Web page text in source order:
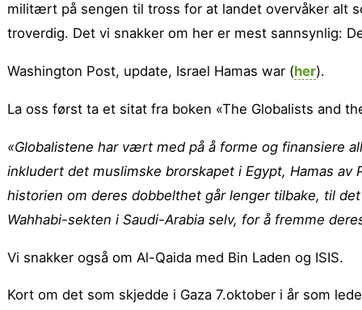
militært på sengen til tross for at landet overvåker alt
troverdig. Det vi snakker om her er mest sannsynlig:
Washington Post, update, Israel Hamas war (her).
La oss først ta et sitat fra boken «The Globalists and
«Globalistene har vært med på å forme og finansiere
inkludert det muslimske brorskapet i Egypt, Hamas av
historien om deres dobbelthet går lenger tilbake, til
Wahhabi-sekten i Saudi-Arabia selv, for å fremme
Vi snakker også om Al-Qaida med Bin Laden og ISIS.
Kort om det som skjedde i Gaza 7.oktober i år som